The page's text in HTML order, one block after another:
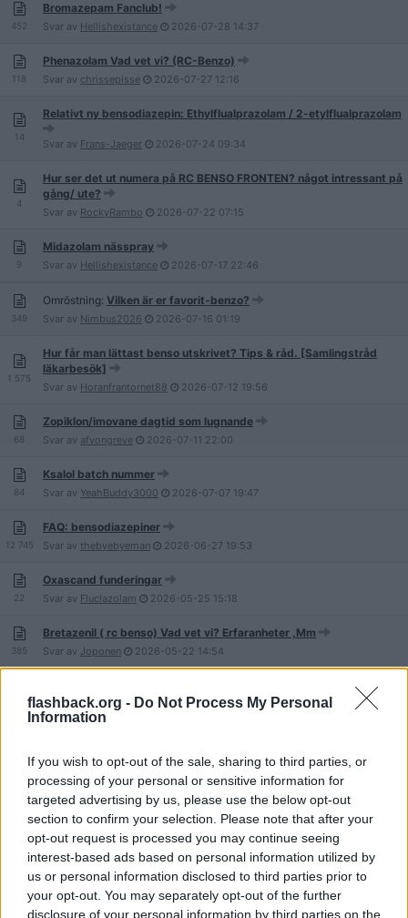
flashback.org - Do Not Process My Personal
Information
If you wish to opt-out of the sale, sharing to third parties, or
processing of your personal or sensitive information for
targeted advertising by us, please use the below opt-out
section to confirm your selection. Please note that after your
opt-out request is processed you may continue seeing
interest-based ads based on personal information utilized by
us or personal information disclosed to third parties prior to
your opt-out. You may separately opt-out of the further
disclosure of your personal information by third parties on the
452
Bromazepam Fanclub!
Svar av Hellishexistance 2026-07-28 14:37
118
Phenazolam Vad vet vi? (RC-Benzo)
Svar av chrissepisse 2026-07-27 12:16
14
Relativt ny bensodiazepin: Ethylflualprazolam / 2-etylflualprazolam
Svar av Frans-Jaeger 2026-07-24 09:34
4
Hur ser det ut numera på RC BENSO FRONTEN? något intressant på
gång/ ute?
Svar av RockyRambo 2026-07-22 07:15
9
Midazolam nässpray
Svar av Hellishexistance 2026-07-17 22:46
349
Omröstning: Vilken är er favorit-benzo?
Svar av Nimbus2026 2026-07-16 01:19
1 575
Hur får man lättast benso utskrivet? Tips & råd. [Samlingstråd
läkarbesök]
Svar av Horanfrantornet88 2026-07-12 19:56
68
Zopiklon/imovane dagtid som lugnande
Svar av afvongreve 2026-07-11 22:00
84
Ksalol batch nummer
Svar av YeahBuddy3000 2026-07-07 19:47
12 745
FAQ: bensodiazepiner
Svar av thebyebyeman 2026-06-27 19:53
22
Oxascand funderingar
Svar av Fluclazolam 2026-05-25 15:18
385
Bretazenil ( rc benso) Vad vet vi? Erfaranheter ,Mm
Svar av Joponen 2026-05-22 14:54
nedtrappning?
Svar avStorebror007
Iktorivil (klonazepam) vanliga frågor och svar.
dontoumaso1891 18:02
Fluloprazolam. Vad vet vi?(fluoprazolam)
Svar avJoponen 2026-05-1110:28
Hur vanligt är det att man åker fast för att ha köpt benzo på nätet?
Svar av Storebror007 2026-05-10 19:50